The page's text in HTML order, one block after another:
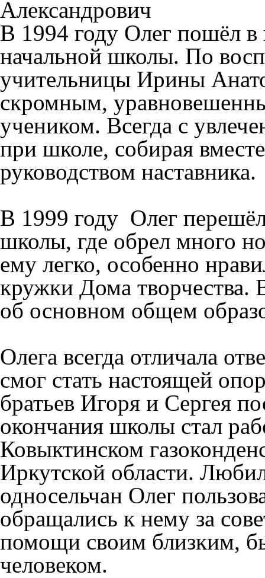
В 1994 году Олег пошёл
начальной школы. По
учительницы Ирины
скромным,
учеником. Всегда с
при школе, собирая
руководством наставника.
В 1999 году Олег
школы, где обрел много
ему легко, особенно
кружки Дома творчества.
об основном общем
Олега всегда отличала
смог стать настоящей
братьев Игоря и Сергея
окончания школы стал
Ковыктинском
Иркутской области.
односельчан Олег
обращались к нему за
помощи своим близким,
человеком.